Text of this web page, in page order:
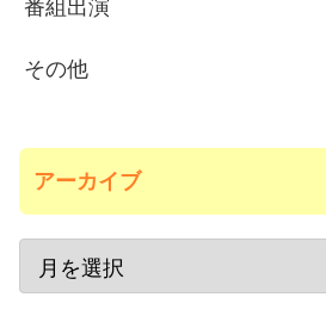
番組出演
その他
アーカイブ